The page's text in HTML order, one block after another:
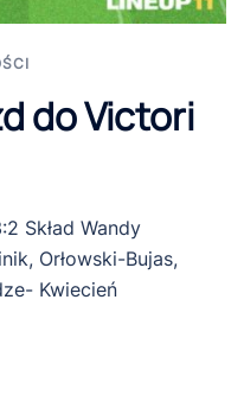
do Victori
Skład Wandy
Orłowski-Bujas,
Kwiecień